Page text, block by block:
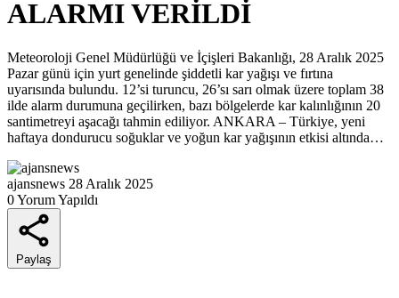
ALARMI VERİLDİ
Meteoroloji Genel Müdürlüğü ve İçişleri Bakanlığı, 28 Aralık 2025
Pazar günü için yurt genelinde şiddetli kar yağışı ve fırtına
uyarısında bulundu. 12’si turuncu, 26’sı sarı olmak üzere toplam 38
ilde alarm durumuna geçilirken, bazı bölgelerde kar kalınlığının 20
santimetreyi aşacağı tahmin ediliyor. ANKARA – Türkiye, yeni
haftaya dondurucu soğuklar ve yoğun kar yağışının etkisi altında…
ajansnews 28 Aralık 2025
0 Yorum Yapıldı
Paylaş